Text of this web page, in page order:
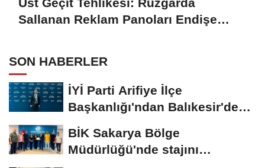
Üst Geçit Tehlikesi: Rüzgarda
Sallanan Reklam Panoları Endişe
SON HABERLER
İYİ Parti Arifiye İlçe
Başkanlığı'ndan Balıkesir'deki
Büyük...
BİK Sakarya Bölge
Müdürlüğü'nde stajını